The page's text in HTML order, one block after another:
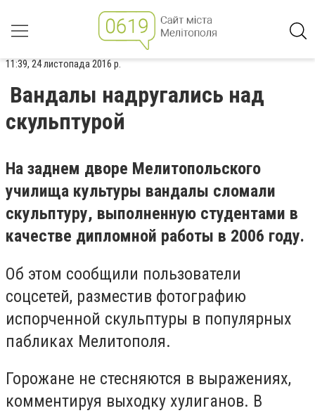
11:39, 24 листопада 2016 р.
Вандалы надругались над
скульптурой
На заднем дворе Мелитопольского
училища культуры вандалы сломали
скульптуру, выполненную студентами в
качестве дипломной работы в 2006 году.
Об этом сообщили пользователи
соцсетей, разместив фотографию
испорченной скульптуры в популярных
пабликах Мелитополя.
Горожане не стесняются в выражениях,
комментируя выходку хулиганов. В